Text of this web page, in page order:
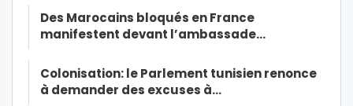
Des Marocains bloqués en France
manifestent devant l’ambassade…
Colonisation: le Parlement tunisien renonce
à demander des excuses à…